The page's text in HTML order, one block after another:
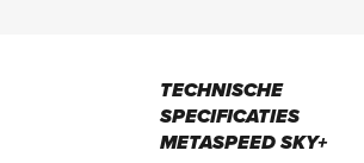
TECHNISCHE
SPECIFICATIES
METASPEED SKY+